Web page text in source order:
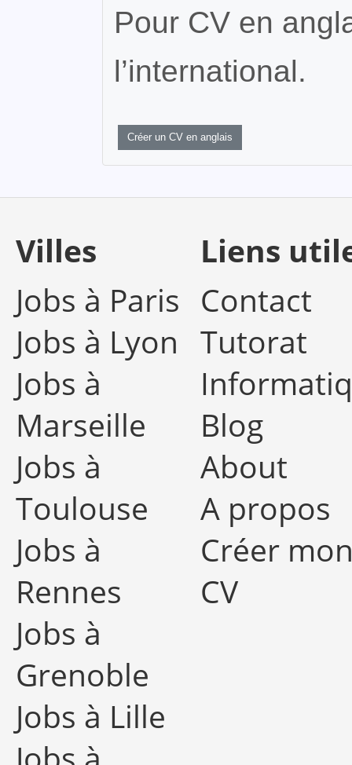
Pour CV en
l’international.
Créer un CV en anglais
Villes
Jobs à Paris
Jobs à Lyon
Jobs à
Marseille
Jobs à
Toulouse
Jobs à
Rennes
Jobs à
Grenoble
Jobs à Lille
Liens
Contact
Tutorat
Blog
About
A propos
Créer
CV